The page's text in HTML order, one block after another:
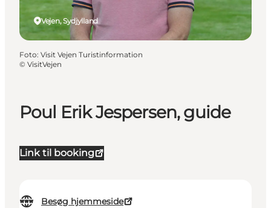
Udforsk
Poul Erik Jespersen, guide
Link til booking
Besøg hjemmeside
Vejen, Sydjylland
Foto: Visit Vejen Turistinformation
© VisitVejen